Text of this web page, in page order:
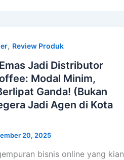
, Review Produk
Jadi Distributor
Modal Minim,
Ganda! (Bukan
Jadi Agen di Kota
20, 2025
bisnis online yang kian